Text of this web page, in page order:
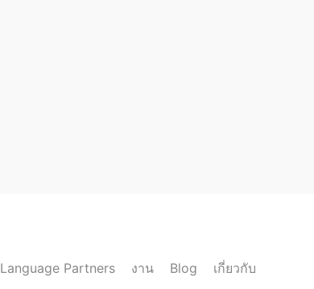
Language Partners งาน Blog เกี่ยวกับ